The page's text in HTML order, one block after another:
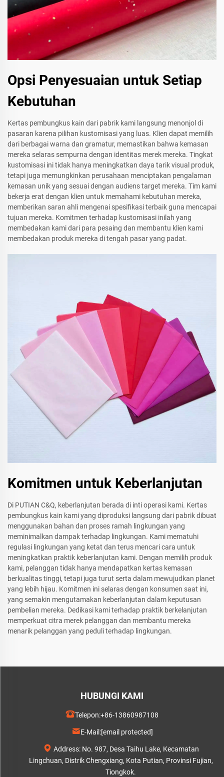
Opsi Penyesuaian untuk Setiap
Kebutuhan
Kertas pembungkus kain dari pabrik kami langsung menonjol di
pasaran karena pilihan kustomisasi yang luas. Klien dapat memilih
dari berbagai warna dan gramatur, memastikan bahwa kemasan
mereka selaras sempurna dengan identitas merek mereka. Tingkat
kustomisasi ini tidak hanya meningkatkan daya tarik visual produk,
tetapi juga memungkinkan perusahaan menciptakan pengalaman
kemasan unik yang sesuai dengan audiens target mereka. Tim kami
bekerja erat dengan klien untuk memahami kebutuhan mereka,
memberikan saran ahli mengenai spesifikasi terbaik guna mencapai
tujuan mereka. Komitmen terhadap kustomisasi inilah yang
membedakan kami dari para pesaing dan membantu klien kami
membedakan produk mereka di tengah pasar yang padat.
Komitmen untuk Keberlanjutan
Di PUTIAN C&Q, keberlanjutan berada di inti operasi kami. Kertas
pembungkus kain kami yang diproduksi langsung dari pabrik dibuat
menggunakan bahan dan proses ramah lingkungan yang
meminimalkan dampak terhadap lingkungan. Kami mematuhi
regulasi lingkungan yang ketat dan terus mencari cara untuk
meningkatkan praktik keberlanjutan kami. Dengan memilih produk
kami, pelanggan tidak hanya mendapatkan kertas kemasan
berkualitas tinggi, tetapi juga turut serta dalam mewujudkan planet
yang lebih hijau. Komitmen ini selaras dengan konsumen saat ini,
yang semakin mengutamakan keberlanjutan dalam keputusan
pembelian mereka. Dedikasi kami terhadap praktik berkelanjutan
memperkuat citra merek pelanggan dan membantu mereka
menarik pelanggan yang peduli terhadap lingkungan.
HUBUNGI KAMI
Telepon:+86-13860987108
E-Mail:[email protected]
Address: No. 987, Desa Taihu Lake, Kecamatan
Lingchuan, Distrik Chengxiang, Kota Putian, Provinsi Fujian,
Tiongkok.